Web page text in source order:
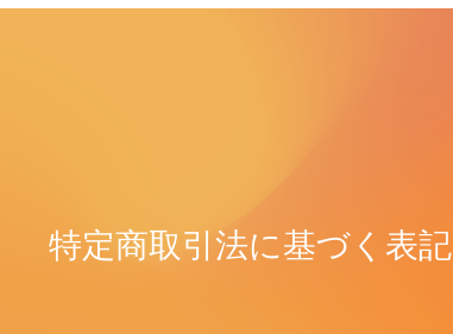
特定商取引法に基づく表記